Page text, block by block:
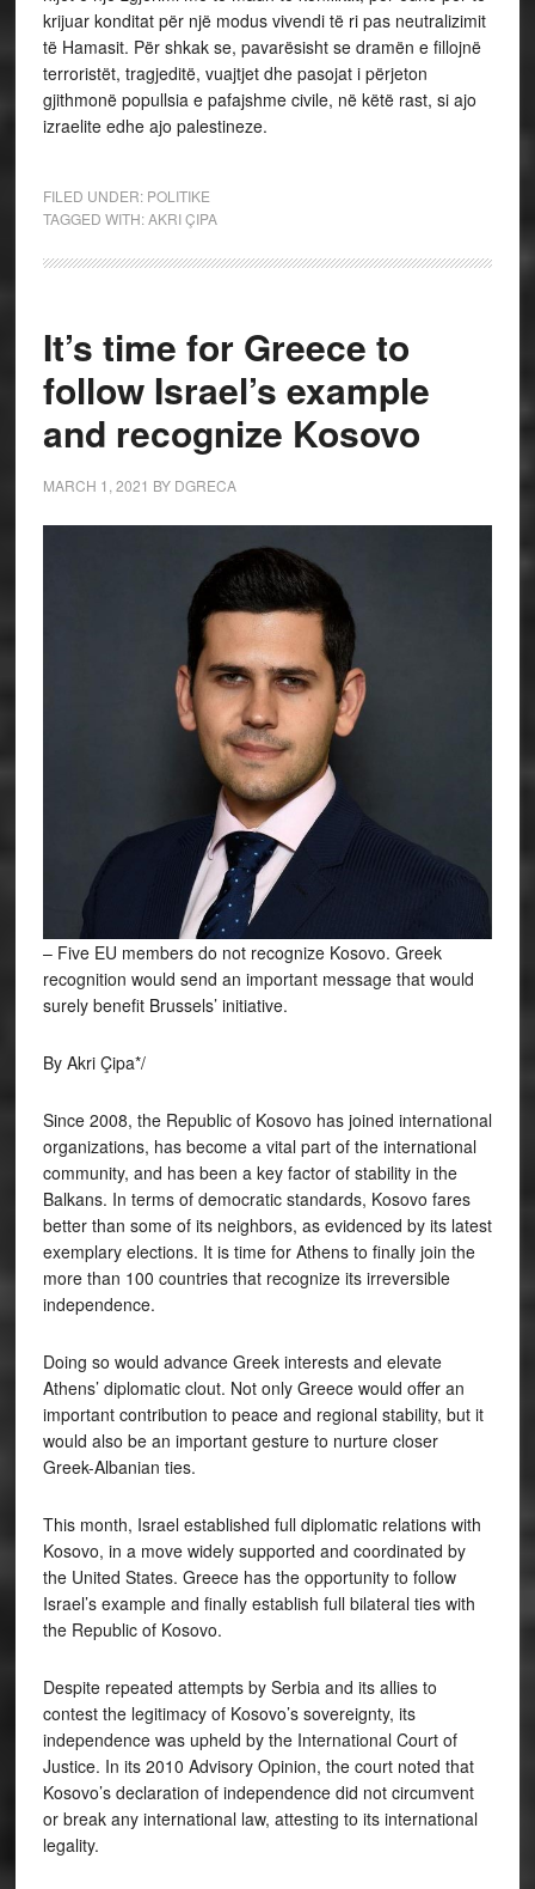
krijuar konditat për një modus vivendi të ri pas neutralizimit
të Hamasit. Për shkak se, pavarësisht se dramën e fillojnë
terroristët, tragjeditë, vuajtjet dhe pasojat i përjeton
gjithmonë popullsia e pafajshme civile, në këtë rast, si ajo
izraelite edhe ajo palestineze.
FILED UNDER: POLITIKE
TAGGED WITH:AKRI ÇIPA
It’s time for Greece to
follow Israel’s example
and recognize Kosovo
MARCH 1, 2021 BY DGRECA
– Five EU members do not recognize Kosovo. Greek
recognition would send an important message that would
surely benefit Brussels’ initiative.
By Akri Çipa*/
Since 2008, the Republic of Kosovo has joined international
organizations, has become a vital part of the international
community, and has been a key factor of stability in the
Balkans. In terms of democratic standards, Kosovo fares
better than some of its neighbors, as evidenced by its latest
exemplary elections. It is time for Athens to finally join the
more than 100 countries that recognize its irreversible
independence.
Doing so would advance Greek interests and elevate
Athens’ diplomatic clout. Not only Greece would offer an
important contribution to peace and regional stability, but it
would also be an important gesture to nurture closer
Greek-Albanian ties.
This month, Israel established full diplomatic relations with
Kosovo, in a move widely supported and coordinated by
the United States. Greece has the opportunity to follow
Israel’s example and finally establish full bilateral ties with
the Republic of Kosovo.
Despite repeated attempts by Serbia and its allies to
contest the legitimacy of Kosovo’s sovereignty, its
independence was upheld by the International Court of
Justice. In its 2010 Advisory Opinion, the court noted that
Kosovo’s declaration of independence did not circumvent
or break any international law, attesting to its international
legality.